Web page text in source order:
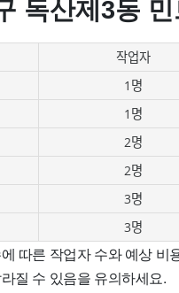
독산제3동
작업자
1명
1명
2명
2명
3명
3명
따른 작업자 수와 예상
질 수 있음을 유의하세요.